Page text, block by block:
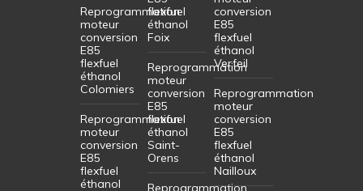
Reprogrammation
moteur
conversion
E85
flexfuel
éthanol
Colomiers
Reprogrammation
moteur
conversion
E85
flexfuel
éthanol
flexfuel
éthanol
Foix
Reprogrammation
moteur
conversion
E85
flexfuel
éthanol
Saint-
Orens
Reprogrammation
conversion
E85
flexfuel
éthanol
Verfeil
Reprogrammation
moteur
conversion
E85
flexfuel
éthanol
Nailloux